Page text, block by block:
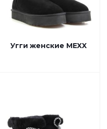
Угги женские MEXX